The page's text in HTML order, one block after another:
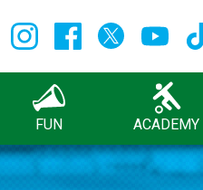
FUN ACADEMY